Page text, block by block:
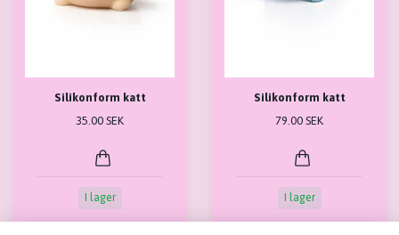
Silikonform katt
35.00 SEK
I lager
Silikonform katt
79.00 SEK
I lager